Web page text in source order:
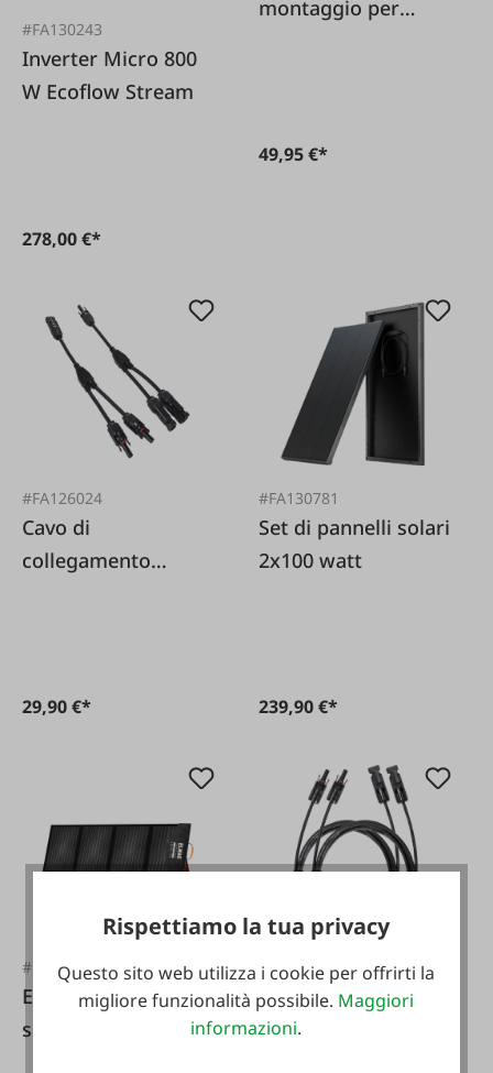
#FA130243
Inverter Micro 800
W Ecoflow Stream
278,00 €*
montaggio per
49,95 €*
#FA126024
Cavo di
collegamento
29,90 €*
#FA130781
Set di pannelli solari
2x100 watt
239,90 €*
#FA121450
Elmag Pannello
solare pieghevole
#FA126023
Cavo di prolunga
solare MC4 3 metri
Rispettiamo la tua privacy
Questo sito web utilizza i cookie per offrirti la
migliore funzionalità possibile. Maggiori
informazioni.